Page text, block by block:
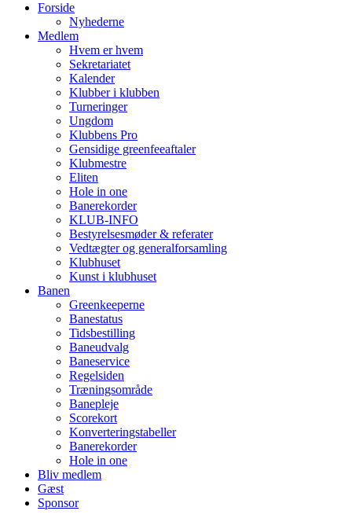
Forside
Nyhederne
Medlem
Hvem er hvem
Sekretariatet
Kalender
Klubber i klubben
Turneringer
Ungdom
Klubbens Pro
Gensidige greenfeeaftaler
Klubmestre
Eliten
Hole in one
Banerekorder
KLUB-INFO
Bestyrelsesmøder & referater
Vedtægter og generalforsamling
Klubhuset
Kunst i klubhuset
Banen
Greenkeeperne
Banestatus
Tidsbestilling
Baneudvalg
Baneservice
Regelsiden
Træningsområde
Banepleje
Scorekort
Konverteringstabeller
Banerekorder
Hole in one
Bliv medlem
Gæst
Sponsor